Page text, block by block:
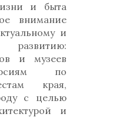
и быта
внимание
и
развитию:
и музеев
по
края,
с целью
и